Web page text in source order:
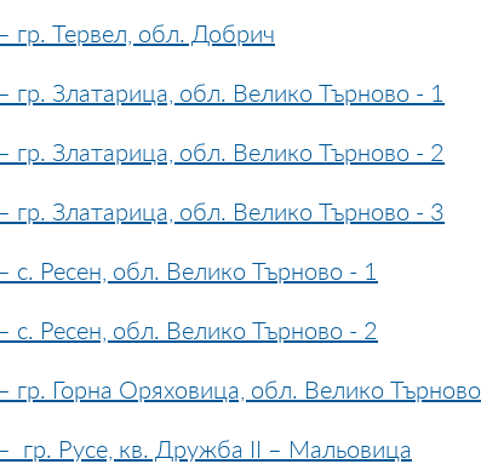
Тервел, обл. Добрич
Златарица, обл. Велико Търново - 1
Златарица, обл. Велико Търново - 2
Златарица, обл. Велико Търново - 3
Ресен, обл. Велико Търново - 1
Ресен, обл. Велико Търново - 2
Горна Оряховица, обл. Велико Търново
гр. Русе, кв. Дружба II – Мальовица